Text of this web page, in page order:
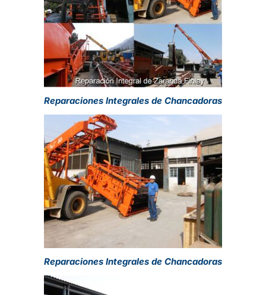
Reparaciones Integrales de Chancadoras
Reparaciones Integrales de Chancadoras